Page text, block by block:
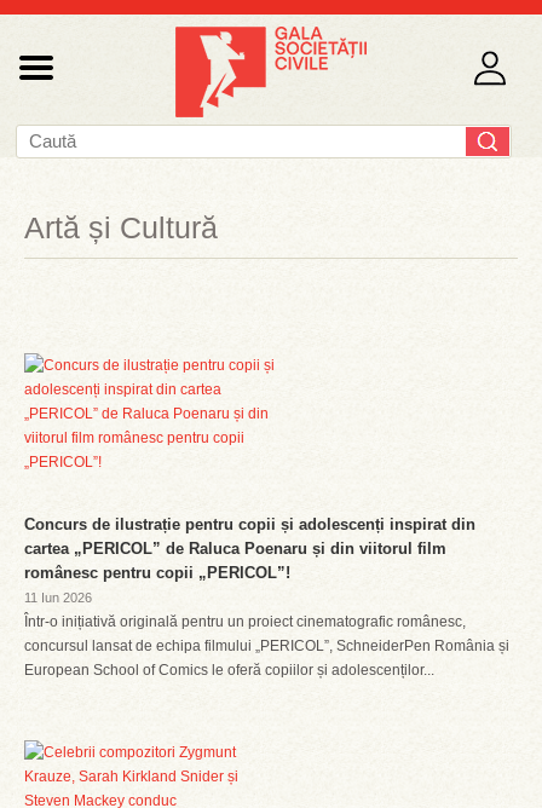
Artă și Cultură
Concurs de ilustrație pentru copii și adolescenți inspirat din
cartea „PERICOL” de Raluca Poenaru și din viitorul film
românesc pentru copii „PERICOL”!
11 Iun 2026
Într-o inițiativă originală pentru un proiect cinematografic românesc,
concursul lansat de echipa filmului „PERICOL”, SchneiderPen România și
European School of Comics le oferă copiilor și adolescenților...